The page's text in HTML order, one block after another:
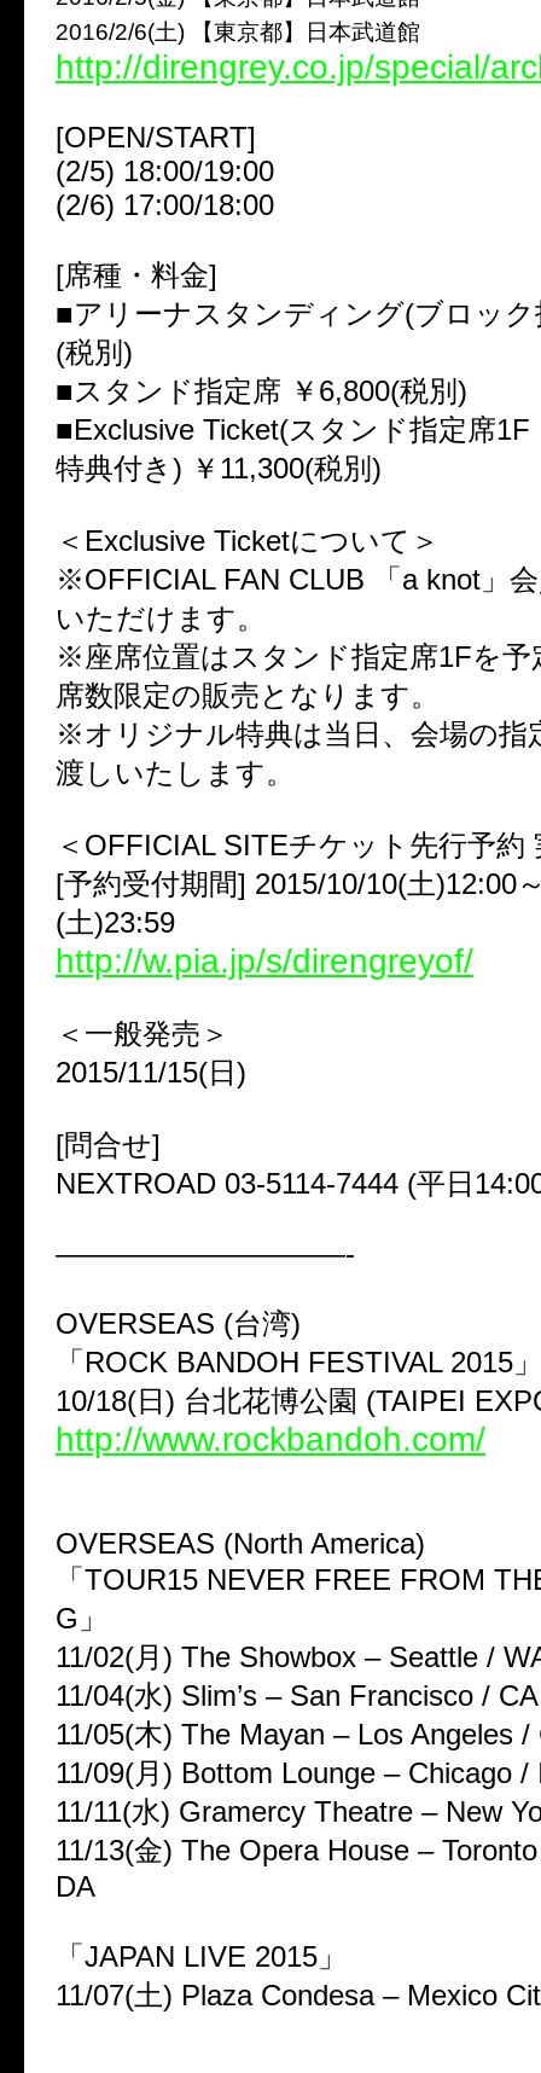
2016/2/6(土) 【東京都】日本武道館
http://direngrey.co.jp/special/
[OPEN/START]
(2/5) 18:00/19:00
(2/6) 17:00/18:00
[席種・料金]
■アリーナスタンディング(ブロック
(税別)
■スタンド指定席 ￥6,800(税別)
■Exclusive Ticket(スタンド指定席
特典付き) ￥11,300(税別)
＜Exclusive Ticketについて＞
※OFFICIAL FAN CLUB 「a knot」
いただけます。
※座席位置はスタンド指定席1Fを予
席数限定の販売となります。
※オリジナル特典は当日、会場の指
渡しいたします。
＜OFFICIAL SITEチケット先行予約
[予約受付期間] 2015/10/10(土)12:00
(土)23:59
http://w.pia.jp/s/direngreyof/
＜一般発売＞
2015/11/15(日)
[問合せ]
NEXTROAD 03-5114-7444 (平日
——————————-
OVERSEAS (台湾)
「ROCK BANDOH FESTIVAL 2015」
10/18(日) 台北花博公園 (TAIPEI
http://www.rockbandoh.com/
OVERSEAS (North America)
「TOUR15 NEVER FREE FROM
G」
11/02(月) The Showbox – Seattle /
11/04(水) Slim’s – San Francisco / CA
11/05(木) The Mayan – Los Angeles /
11/09(月) Bottom Lounge – Chicago /
11/11(水) Gramercy Theatre – New
11/13(金) The Opera House –
DA
「JAPAN LIVE 2015」
11/07(土) Plaza Condesa – Mexico